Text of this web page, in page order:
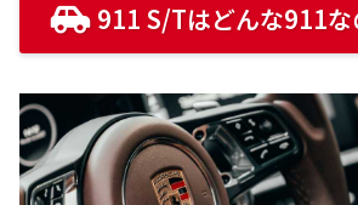
911 S/Tはどんな911な